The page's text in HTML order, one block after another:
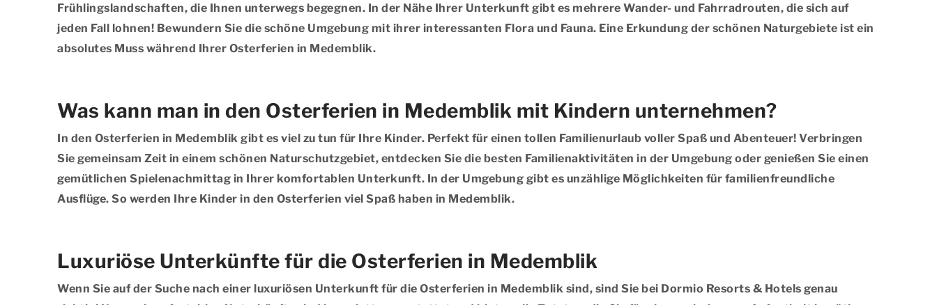
Frühlingslandschaften, die Ihnen unterwegs begegnen. In der Nähe Ihrer Unterkunft gibt es mehrere Wander- und Fahrradrouten, die sich auf
jeden Fall lohnen! Bewundern Sie die schöne Umgebung mit ihrer interessanten Flora und Fauna. Eine Erkundung der schönen Naturgebiete ist ein
absolutes Muss während Ihrer Osterferien in Medemblik.
Was kann man in den Osterferien in Medemblik mit Kindern unternehmen?
In den Osterferien in Medemblik gibt es viel zu tun für Ihre Kinder. Perfekt für einen tollen Familienurlaub voller Spaß und Abenteuer! Verbringen
Sie gemeinsam Zeit in einem schönen Naturschutzgebiet, entdecken Sie die besten Familienaktivitäten in der Umgebung oder genießen Sie einen
gemütlichen Spielenachmittag in Ihrer komfortablen Unterkunft. In der Umgebung gibt es unzählige Möglichkeiten für familienfreundliche
Ausflüge. So werden Ihre Kinder in den Osterferien viel Spaß haben in Medemblik.
Luxuriöse Unterkünfte für die Osterferien in Medemblik
Wenn Sie auf der Suche nach einer luxuriösen Unterkunft für die Osterferien in Medemblik sind, sind Sie bei Dormio Resorts & Hotels genau